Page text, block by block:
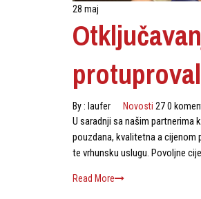
28 maj
By : laufer Novosti 27 0
U saradnji sa našim partnerima
pouzdana, kvalitetna a cijenom
te vrhunsku uslugu. Povoljne
Read More